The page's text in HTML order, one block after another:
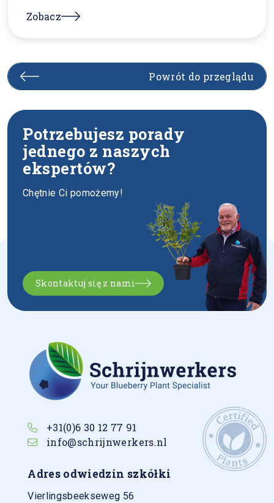
Zobacz
Powrót do przeglądu
Potrzebujesz porady
jednego z naszych
ekspertów?
Chętnie Ci pomożemy!
Skontaktuj się z nami
+31(0)6 30 12 77 91
info@schrijnwerkers.nl
Adres odwiedzin szkółki
Vierlingsbeekseweg 56